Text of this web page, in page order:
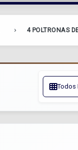
4 POLTRONAS
Todos